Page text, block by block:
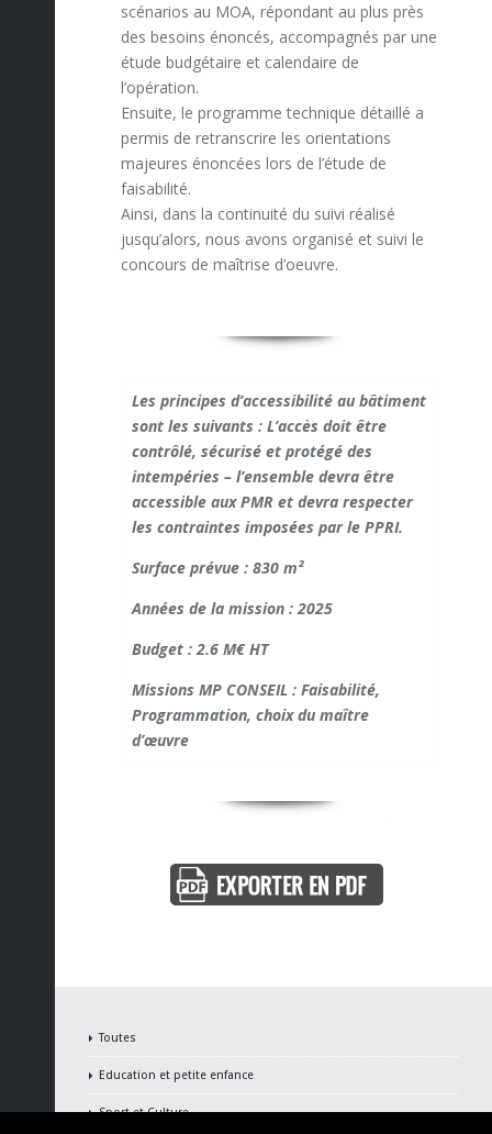
scénarios au MOA, répondant au plus près
des besoins énoncés, accompagnés par une
étude budgétaire et calendaire de
l’opération.
Ensuite, le programme technique détaillé a
permis de retranscrire les orientations
majeures énoncées lors de l’étude de
faisabilité.
Ainsi, dans la continuité du suivi réalisé
jusqu’alors, nous avons organisé et suivi le
concours de maîtrise d’oeuvre.
Les principes d’accessibilité au bâtiment
sont les suivants : L’accès doit être
contrôlé, sécurisé et protégé des
intempéries – l’ensemble devra être
accessible aux PMR et devra respecter
les contraintes imposées par le PPRI.
Surface prévue : 830 m²
Années de la mission : 2025
Budget : 2.6 M€ HT
Missions MP CONSEIL : Faisabilité,
Programmation, choix du maître
d’œuvre
Toutes
Education et petite enfance
Sport et Culture